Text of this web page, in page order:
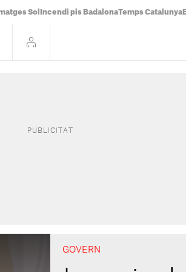
Sol Incendi pis BadalonaTemps Catalunya
GOVERN